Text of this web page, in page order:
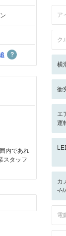
内であれ
スタッフ
ア
ク
横
衝
エ
運
カ
-/-/
電